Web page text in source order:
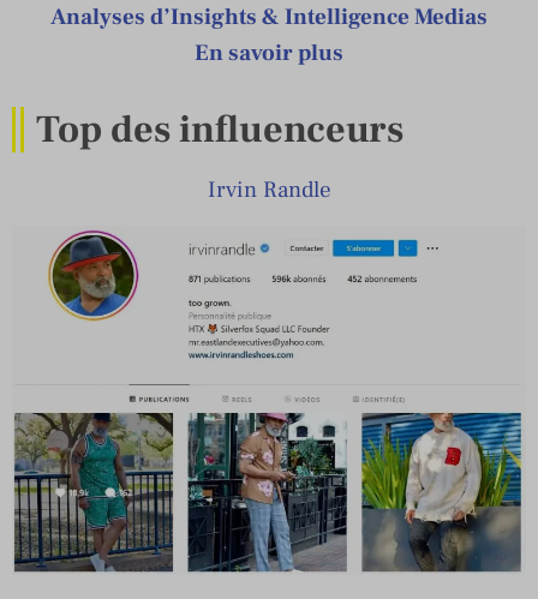
Analyses d’Insights & Intelligence Medias
En savoir plus
Top des influenceurs
Irvin Randle